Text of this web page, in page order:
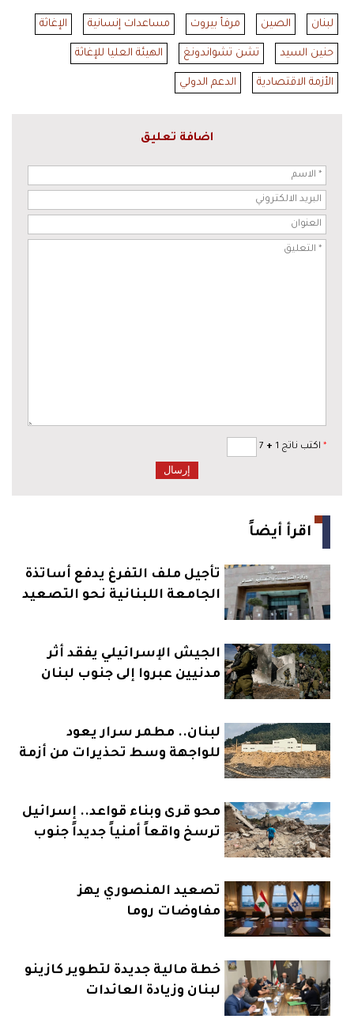
لبنان الصين مرفأ بيروت مساعدات إنسانية الإغاثة
حنين السيد تشن تشواندونغ الهيئة العليا للإغاثة
الأزمة الاقتصادية الدعم الدولي
اضافة تعليق
* اكتب ناتج 1 +
اقرأ أيضاً
تأجيل ملف التفرغ يدفع أساتذة
الجامعة اللبنانية نحو التصعيد
الجيش الإسرائيلي يفقد أثر
مدنيين عبروا إلى جنوب لبنان
لبنان.. مطمر سرار يعود
للواجهة وسط تحذيرات من أزمة
محو قرى وبناء قواعد.. إسرائيل
ترسخ واقعاً أمنياً جديداً جنوب
تصعيد المنصوري يهز
مفاوضات روما
خطة مالية جديدة لتطوير كازينو
لبنان وزيادة العائدات